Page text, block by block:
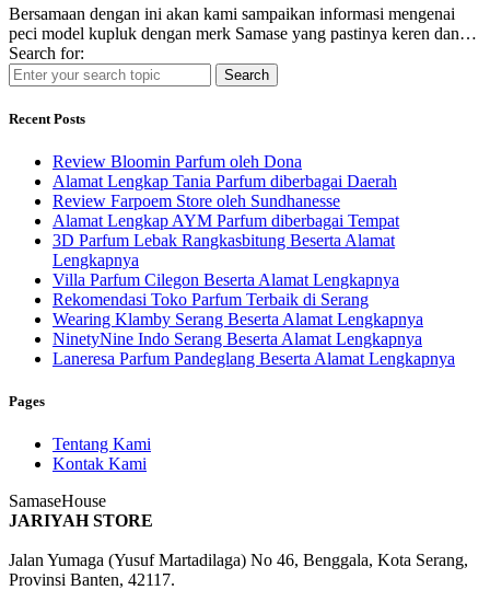
Bersamaan dengan ini akan kami sampaikan informasi mengenai
peci model kupluk dengan merk Samase yang pastinya keren dan…
Search for:
Search
Recent Posts
Review Bloomin Parfum oleh Dona
Alamat Lengkap Tania Parfum diberbagai Daerah
Review Farpoem Store oleh Sundhanesse
Alamat Lengkap AYM Parfum diberbagai Tempat
3D Parfum Lebak Rangkasbitung Beserta Alamat
Lengkapnya
Villa Parfum Cilegon Beserta Alamat Lengkapnya
Rekomendasi Toko Parfum Terbaik di Serang
Wearing Klamby Serang Beserta Alamat Lengkapnya
NinetyNine Indo Serang Beserta Alamat Lengkapnya
Laneresa Parfum Pandeglang Beserta Alamat Lengkapnya
Pages
Tentang Kami
Kontak Kami
SamaseHouse
JARIYAH STORE
Jalan Yumaga (Yusuf Martadilaga) No 46, Benggala, Kota Serang,
Provinsi Banten, 42117.